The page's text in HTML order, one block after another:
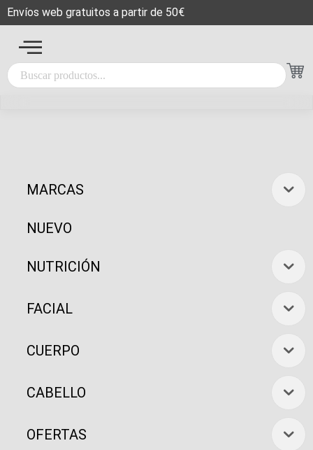
Envíos web gratuitos a partir de 50€
MARCAS
NUEVO
NUTRICIÓN
FACIAL
CUERPO
CABELLO
OFERTAS